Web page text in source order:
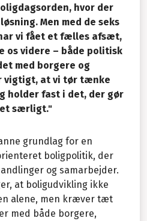
hvor der
Men med de seks
vi fået et fælles afsæt,
os videre – både politisk
med borgere og
vigtigt, at vi tør tænke
holder fast i det, der gør
særligt."
grundlag for en
boligpolitik, der
og samarbejder.
at boligudvikling ikke
alene, men kræver tæt
med både borgere,